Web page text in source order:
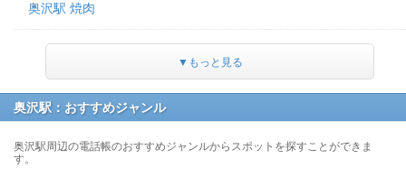
奥沢駅 焼肉
▼もっと見る
奥沢駅：おすすめジャンル
奥沢駅周辺の電話帳のおすすめジャンルからスポットを探すことができま
す。